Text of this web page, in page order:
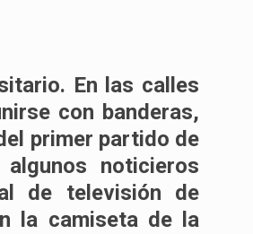
En las calles
con banderas,
primer partido de
noticieros
de televisión de
la camiseta de la